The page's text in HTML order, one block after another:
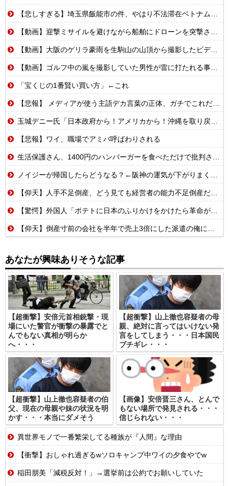
【悲しすぎる】埼玉県飯能市の件、やはり不法滞在ベトナム人でした
【動画】迎撃ミサイルを避けながら船舶にドローンを突撃させるウクライナ。
【動画】大阪のゲリラ豪雨を生駒山の山頂から撮影したビデオが美しい。
【動画】ゴルフ中の嵐を撮影していた男性が雷に打たれる事故。
「宝くじの1番賢い買い方」←これ
【悲報】 メディアが使う主語デカ言葉の正体、ガチでこれだったｗｗｗｗ
玉城デニー氏「日本政府から！アメリカから！沖縄を取り戻す！」（動画あり）
【悲報】ワイ、職場でアミバ呼ばわりされる
生活保護さん、1400円のハンバーガーを食べただけで批判される
ノイジーが帰国したらどうなる？←阪神の運気が下がりまくるやろな
【仰天】人手不足倒産、どう見ても経営者の能力不足倒産だったwww
【驚愕】外国人「ポテトに日本のふりかけをかけたら革命が起きた」→世界中で中毒者が続出w
【仰天】倒産寸前の会社を半年で売上3倍にした派遣の俺に上司「派遣のシステムは削除した!社員登用も白紙だなw」→システム復旧せず退職した結果
あなたが興味ありそうな記事
【超衝撃】安倍元首相銃撃・現
場にいた警官が衝撃の暴露でと
んでもない真相が明らか
へ・・・
【超衝撃】山上徹也容疑者の母
親、絶対に言ってはいけない発
言をしてしまう・・・日本国民
ブチギレ・・・
【超衝撃】山上徹也容疑者の伯
父、現在の母親や妹の状況を明
かす・・・本当にダメそう
【画像】安倍晋三さん、とんで
もない場所で発見される・・・
信じられない・・・
異世界モノで一番繁栄してる種族が『人間』な理由
【衝撃】おしゃれ過ぎるwソロキャンプ中ワイの夕食やでw
稲田朋美「減税反対！」→選挙前は公約でお願いしていた